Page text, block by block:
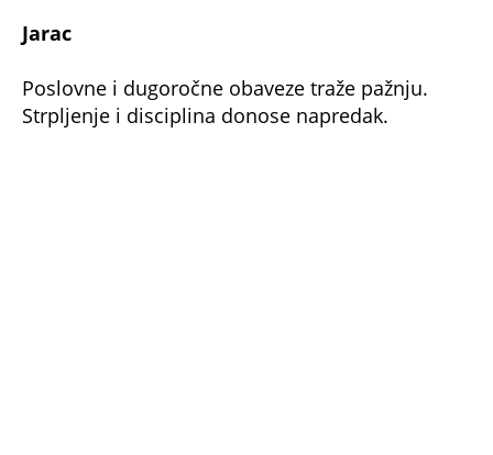
Jarac
Poslovne i dugoročne obaveze traže pažnju.
Strpljenje i disciplina donose napredak.